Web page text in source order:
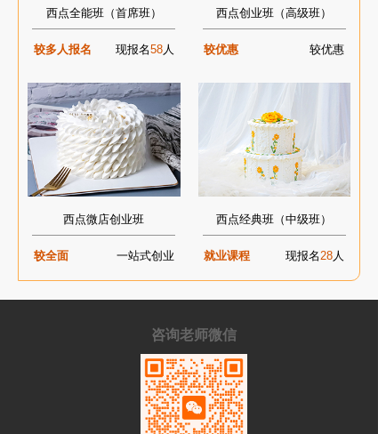
西点全能班（首席班）
较多人报名 现报名58人
西点创业班（高级班）
较优惠 较优惠
西点微店创业班
较全面 一站式创业
西点经典班（中级班）
就业课程 现报名28人
咨询老师微信